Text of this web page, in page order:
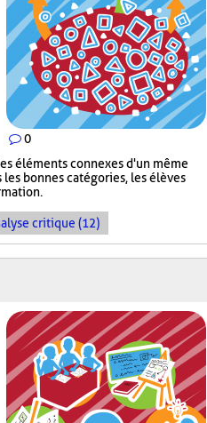
0
éléments connexes d'un même
bonnes catégories, les élèves
critique (12)